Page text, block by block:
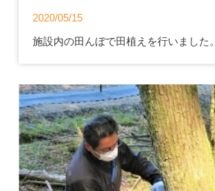
2020/05/15
施設内の田んぼで田植えを行いました。